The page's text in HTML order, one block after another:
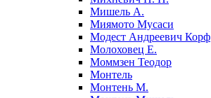
Мишель А.
Миямото Мусаси
Модест Андреевич Корф
Молоховец Е.
Моммзен Теодор
Монтель
Монтень М.